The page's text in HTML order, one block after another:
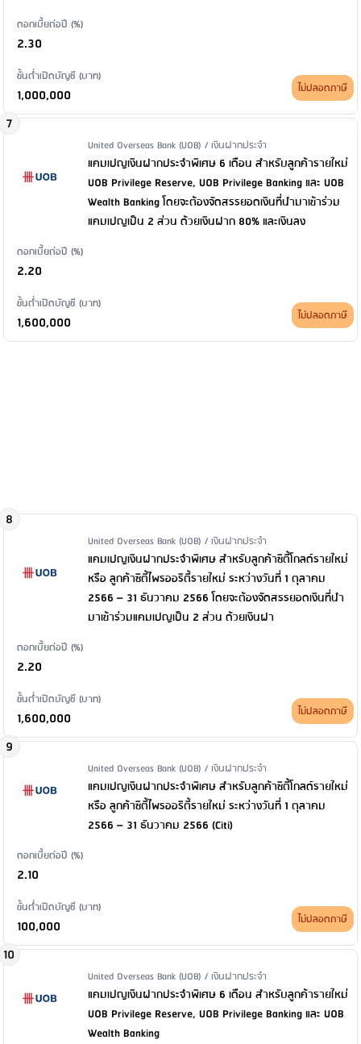
ดอกเบี้ยต่อปี (%)
2.30
ขั้นต่ำเปิดบัญชี (บาท)
1,000,000 ไม่ปลอดภาษี
7
Issuer Name / Financial Product Type
United Overseas Bank (UOB) / เงินฝากประจำ
แคมเปญเงินฝากประจำพิเศษ 6 เดือน สำหรับลูกค้ารายใหม่
UOB Privilege Reserve, UOB Privilege Banking และ UOB
Wealth Banking โดยจะต้องจัดสรรยอดเงินที่นำมาเข้าร่วม
แคมเปญเป็น 2 ส่วน ด้วยเงินฝาก 80% และเงินลง
ดอกเบี้ยต่อปี (%)
2.20
ขั้นต่ำเปิดบัญชี (บาท)
1,600,000 ไม่ปลอดภาษี
8
Issuer Name / Financial Product Type
United Overseas Bank (UOB) / เงินฝากประจำ
แคมเปญเงินฝากประจำพิเศษ สำหรับลูกค้าซิตี้โกลด์รายใหม่
หรือ ลูกค้าซิตี้ไพรออริตี้รายใหม่ ระหว่างวันที่ 1 ตุลาคม
2566 – 31 ธันวาคม 2566 โดยจะต้องจัดสรรยอดเงินที่นำ
มาเข้าร่วมแคมเปญเป็น 2 ส่วน ด้วยเงินฝา
ดอกเบี้ยต่อปี (%)
2.20
ขั้นต่ำเปิดบัญชี (บาท)
1,600,000 ไม่ปลอดภาษี
9
Issuer Name / Financial Product Type
United Overseas Bank (UOB) / เงินฝากประจำ
แคมเปญเงินฝากประจำพิเศษ สำหรับลูกค้าซิตี้โกลด์รายใหม่
หรือ ลูกค้าซิตี้ไพรออริตี้รายใหม่ ระหว่างวันที่ 1 ตุลาคม
2566 – 31 ธันวาคม 2566 (Citi)
ดอกเบี้ยต่อปี (%)
2.10
ขั้นต่ำเปิดบัญชี (บาท)
100,000 ไม่ปลอดภาษี
10
Issuer Name / Financial Product Type
United Overseas Bank (UOB) / เงินฝากประจำ
แคมเปญเงินฝากประจำพิเศษ 6 เดือน สำหรับลูกค้ารายใหม่
UOB Privilege Reserve, UOB Privilege Banking และ UOB
Wealth Banking